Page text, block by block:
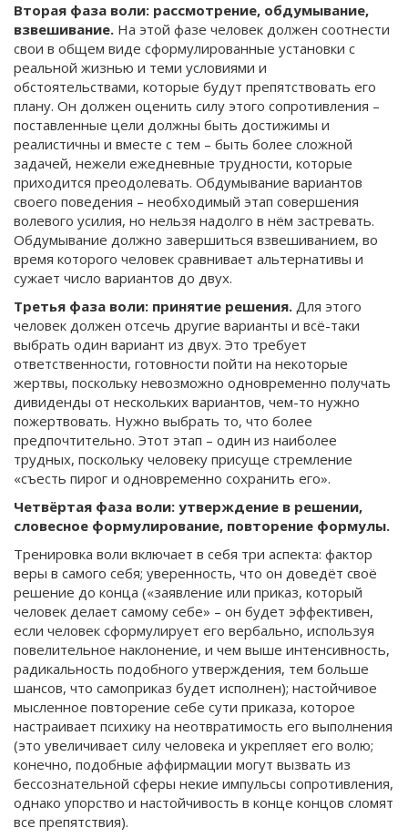
Вторая фаза воли: рассмотрение, обдумывание,
взвешивание. На этой фазе человек должен соотнести
свои в общем виде сформулированные установки с
реальной жизнью и теми условиями и
обстоятельствами, которые будут препятствовать его
плану. Он должен оценить силу этого сопротивления –
поставленные цели должны быть достижимы и
реалистичны и вместе с тем – быть более сложной
задачей, нежели ежедневные трудности, которые
приходится преодолевать. Обдумывание вариантов
своего поведения – необходимый этап совершения
волевого усилия, но нельзя надолго в нём застревать.
Обдумывание должно завершиться взвешиванием, во
время которого человек сравнивает альтернативы и
сужает число вариантов до двух.
Третья фаза воли: принятие решения. Для этого
человек должен отсечь другие варианты и всё-таки
выбрать один вариант из двух. Это требует
ответственности, готовности пойти на некоторые
жертвы, поскольку невозможно одновременно получать
дивиденды от нескольких вариантов, чем-то нужно
пожертвовать. Нужно выбрать то, что более
предпочтительно. Этот этап – один из наиболее
трудных, поскольку человеку присуще стремление
«съесть пирог и одновременно сохранить его».
Четвёртая фаза воли: утверждение в решении,
словесное формулирование, повторение формулы.
Тренировка воли включает в себя три аспекта: фактор
веры в самого себя; уверенность, что он доведёт своё
решение до конца («заявление или приказ, который
человек делает самому себе» – он будет эффективен,
если человек сформулирует его вербально, используя
повелительное наклонение, и чем выше интенсивность,
радикальность подобного утверждения, тем больше
шансов, что самоприказ будет исполнен); настойчивое
мысленное повторение себе сути приказа, которое
настраивает психику на неотвратимость его выполнения
(это увеличивает силу человека и укрепляет его волю;
конечно, подобные аффирмации могут вызвать из
бессознательной сферы некие импульсы сопротивления,
однако упорство и настойчивость в конце концов сломят
все препятствия).